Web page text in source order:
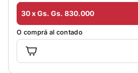
30 x Gs. Gs. 830.000
O comprá al contado